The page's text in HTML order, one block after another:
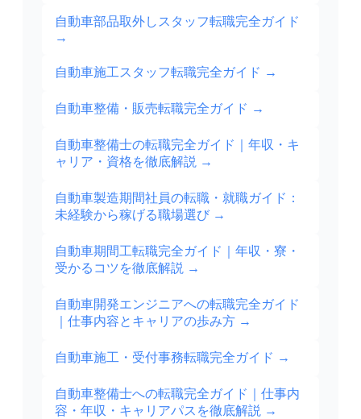
自動車部品取外しスタッフ転職完全ガイド
→
自動車施工スタッフ転職完全ガイド →
自動車整備・販売転職完全ガイド →
自動車整備士の転職完全ガイド｜年収・キ
ャリア・資格を徹底解説 →
自動車製造期間社員の転職・就職ガイド：
未経験から稼げる職場選び →
自動車期間工転職完全ガイド｜年収・寮・
受かるコツを徹底解説 →
自動車開発エンジニアへの転職完全ガイド
｜仕事内容とキャリアの歩み方 →
自動車施工・受付事務転職完全ガイド →
自動車整備士への転職完全ガイド｜仕事内
容・年収・キャリアパスを徹底解説 →